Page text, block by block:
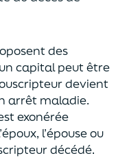
des
capitalpeut être
devient
arrêt maladie.
exonérée
l’épouse ou
décédé.